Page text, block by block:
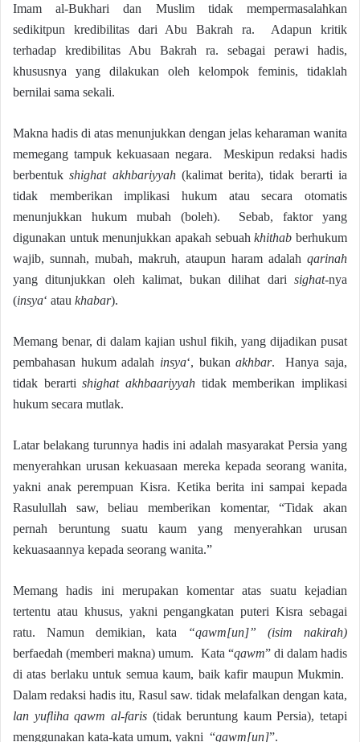
Imam al-Bukhari dan Muslim tidak mempermasalahkan
sedikitpun kredibilitas dari Abu Bakrah ra. Adapun kritik
terhadap kredibilitas Abu Bakrah ra. sebagai perawi hadis,
khususnya yang dilakukan oleh kelompok feminis, tidaklah
bernilai sama sekali.
Makna hadis di atas menunjukkan dengan jelas keharaman wanita
memegang tampuk kekuasaan negara. Meskipun redaksi hadis
berbentukshighat akhbariyyah(kalimat berita), tidak berarti ia
tidak memberikan implikasi hukum atau secara otomatis
menunjukkan hukum mubah (boleh). Sebab, faktor yang
digunakan untuk menunjukkan apakah sebuahkhithab berhukum
wajib, sunnah, mubah, makruh, ataupun haram adalah qarinah
yang ditunjukkan oleh kalimat, bukan dilihat dari sighat-nya
(insya‘ atau khabar).
Memang benar, di dalam kajian ushul fikih, yang dijadikan pusat
pembahasan hukum adalah insya‘, bukanakhbar. Hanya saja,
tidak berartishighat akhbaariyyah tidak memberikan implikasi
hukum secara mutlak.
Latar belakang turunnya hadis ini adalah masyarakat Persia yang
menyerahkan urusan kekuasaan mereka kepada seorang wanita,
yakni anak perempuan Kisra. Ketika berita ini sampai kepada
Rasulullah saw, beliau memberikan komentar, “Tidak akan
pernah beruntung suatu kaum yang menyerahkan urusan
kekuasaannya kepada seorang wanita.”
Memang hadis ini merupakan komentar atas suatu kejadian
tertentu atau khusus, yakni pengangkatan puteri Kisra sebagai
ratu. Namun demikian, kata “qawm[un]” (isim nakirah)
berfaedah (memberi makna) umum. Kata “qawm” di dalam hadis
di atas berlaku untuk semua kaum, baik kafir maupun Mukmin.
Dalam redaksi hadis itu, Rasul saw. tidak melafalkan dengan kata,
lan yufliha qawm al-faris(tidak beruntung kaum Persia), tetapi
menggunakan kata-kata umum, yakni “qawm[un]”.